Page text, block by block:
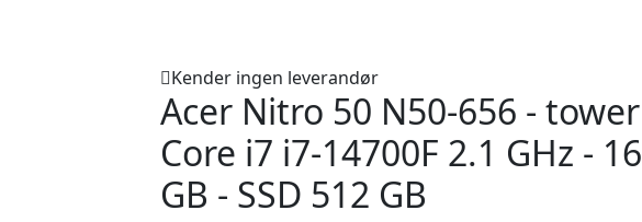
Kender ingen leverandør
Acer Nitro 50 N50-656 - tower
Core i7 i7-14700F 2.1 GHz - 16
GB - SSD 512 GB